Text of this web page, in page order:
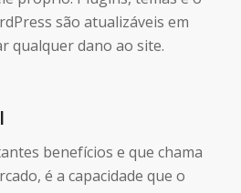
são atualizáveis em
qualquer dano ao site.
benefícios e que chama
é a capacidade que o